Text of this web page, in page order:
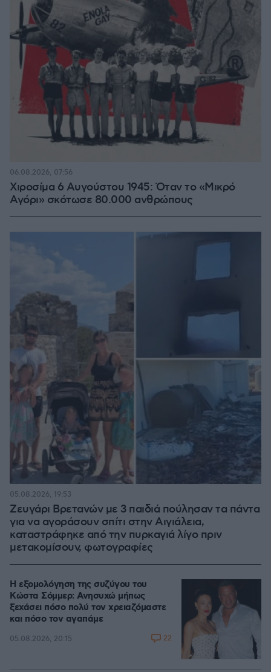
Χιροσίμα 6 Αυγούστου 1945: Όταν το «Μικρό
Αγόρι» σκότωσε 80.000 ανθρώπους
06.08.2026, 07:56
Ζευγάρι Βρετανών με 3 παιδιά πούλησαν τα πάντα
για να αγοράσουν σπίτι στην Αιγιάλεια,
καταστράφηκε από την πυρκαγιά λίγο πριν
μετακομίσουν, φωτογραφίες
05.08.2026, 19:53
Η εξομολόγηση της συζύγου του
Κώστα Σόμμερ: Ανησυχώ μήπως
ξεχάσει πόσο πολύ τον χρειαζόμαστε
και πόσο τον αγαπάμε
05.08.2026, 20:15 22